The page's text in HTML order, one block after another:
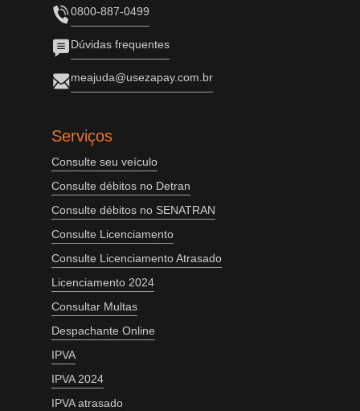
0800-887-0499
Dúvidas frequentes
meajuda@usezapay.com.br
Serviços
Consulte seu veículo
Consulte débitos no Detran
Consulte débitos no SENATRAN
Consulte Licenciamento
Consulte Licenciamento Atrasado
Licenciamento 2024
Consultar Multas
Despachante Online
IPVA
IPVA 2024
IPVA atrasado